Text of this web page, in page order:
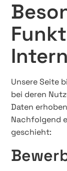
Unsere Seite
bei deren
Daten
Nachfolgend
geschieht: